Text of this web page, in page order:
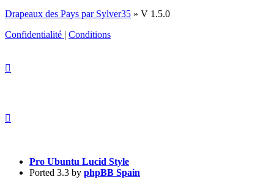
Drapeaux des Pays par Sylver35 » V 1.5.0
Confidentialité
Conditions
Pro Ubuntu Lucid Style
Ported 3.3 by phpBB Spain